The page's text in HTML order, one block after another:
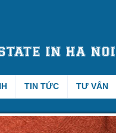
TIN TỨC TƯ VẤN